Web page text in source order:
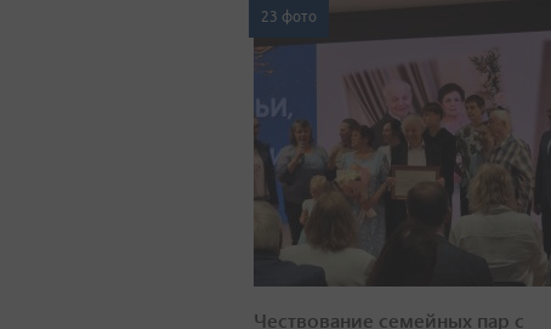
23 фото
Чествование семейных пар с